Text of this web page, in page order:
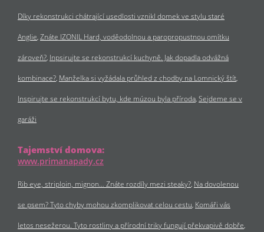
Díky rekonstrukci chátrající usedlosti vznikl domek ve stylu staré
Anglie Znáte IZONIL Hard, voděodolnou a paropropustnou omítku
zároveň? Inpsirujte se rekonstrukcí kuchyně. Jak dopadla odvážná
kombinace? Manželka si vyžádala průhled z chodby na Lomnický štít
Inspirujte se rekonstrukcí bytu, kde múzou byla příroda Sejdeme se v
garáži
Tajemství domova:
www.primanapady.cz
Rib eye, striploin, mignon… Znáte rozdíly mezi steaky? Na dovolenou
se psem? Tyto chyby mohou zkomplikovat celou cestu Komáři vás
letos nesežerou. Tyto rostliny a přírodní triky fungují překvapivě dobře